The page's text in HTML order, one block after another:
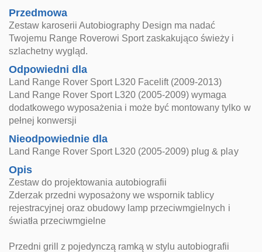
Przedmowa
Zestaw karoserii Autobiography Design ma nadać
Twojemu Range Roverowi Sport zaskakująco świeży i
szlachetny wygląd.
Odpowiedni dla
Land Range Rover Sport L320 Facelift (2009-2013)
Land Range Rover Sport L320 (2005-2009) wymaga
dodatkowego wyposażenia i może być montowany tylko w
pełnej konwersji
Nieodpowiednie dla
Land Range Rover Sport L320 (2005-2009) plug & play
Opis
Zestaw do projektowania autobiografii
Zderzak przedni wyposażony we wspornik tablicy
rejestracyjnej oraz obudowy lamp przeciwmgielnych i
światła przeciwmgielne
Przedni grill z pojedynczą ramką w stylu autobiografii